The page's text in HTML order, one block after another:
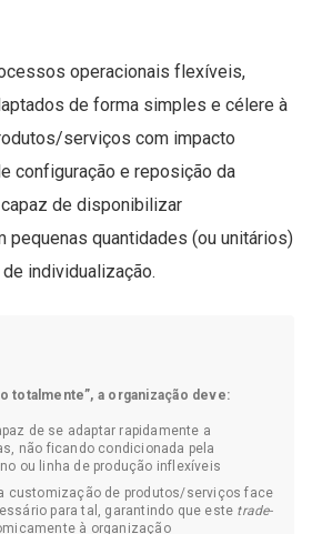
operacionais flexíveis,
de forma simples e célere à
serviços com impacto
configuração e reposição da
de disponibilizar
quantidades (ou unitários)
individualização.
totalmente”, a organização deve:
de se adaptar rapidamente a
não ficando condicionada pela
ou linha de produção inflexíveis
customização de produtos/serviços face
para tal, garantindo que este trade-
à organização